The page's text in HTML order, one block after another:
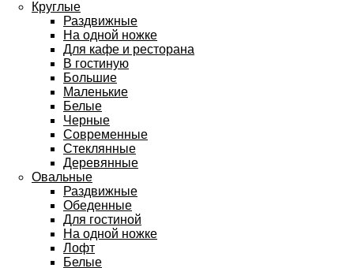
Круглые
Раздвижные
На одной ножке
Для кафе и ресторана
В гостиную
Большие
Маленькие
Белые
Черные
Современные
Стеклянные
Деревянные
Овальные
Раздвижные
Обеденные
Для гостиной
На одной ножке
Лофт
Белые